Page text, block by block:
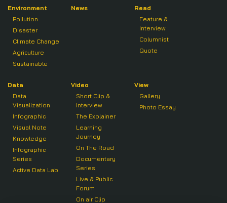
Environment
Pollution
Disaster
Climate Change
Agriculture
Sustainable
News
Read
Feature &
Interview
Columnist
Quote
Data
Data
Visualization
Infographic
Visual Note
Knowledge
Infographic
Series
Active Data Lab
Video
Short Clip &
Interview
The Explainer
Learning
Journey
On The Road
Documentary
Series
Live & Public
Forum
On air Clip
View
Gallery
Photo Essay